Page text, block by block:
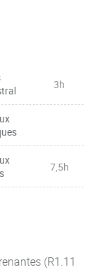
3h
7,5h
(R1.11